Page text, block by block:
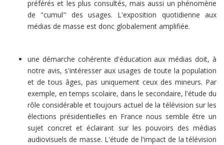
préférés et les plus consultés, mais aussi un phénomène
de "cumul" des usages. L'exposition quotidienne aux
médias de masse est donc globalement amplifiée.
une démarche cohérente d'éducation aux médias doit, à
notre avis, s'intéresser aux usages de toute la population
et de tous âges, pas uniquement ceux des mineurs. Par
exemple, en temps scolaire, dans le secondaire, l'étude du
rôle considérable et toujours actuel de la télévision sur les
élections présidentielles en France nous semble être un
sujet concret et éclairant sur les pouvoirs des médias
audiovisuels de masse. L'étude de l'impact de la télévision